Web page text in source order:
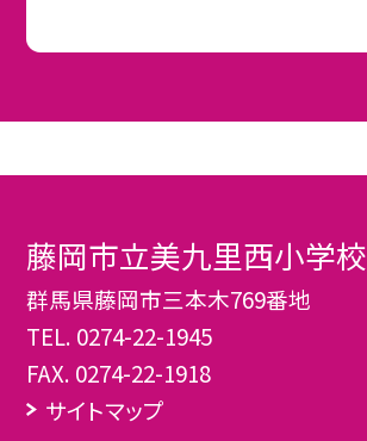
藤岡市立美九里西小学校
群馬県藤岡市三本木769番地
TEL. 0274-22-1945
FAX. 0274-22-1918
サイトマップ